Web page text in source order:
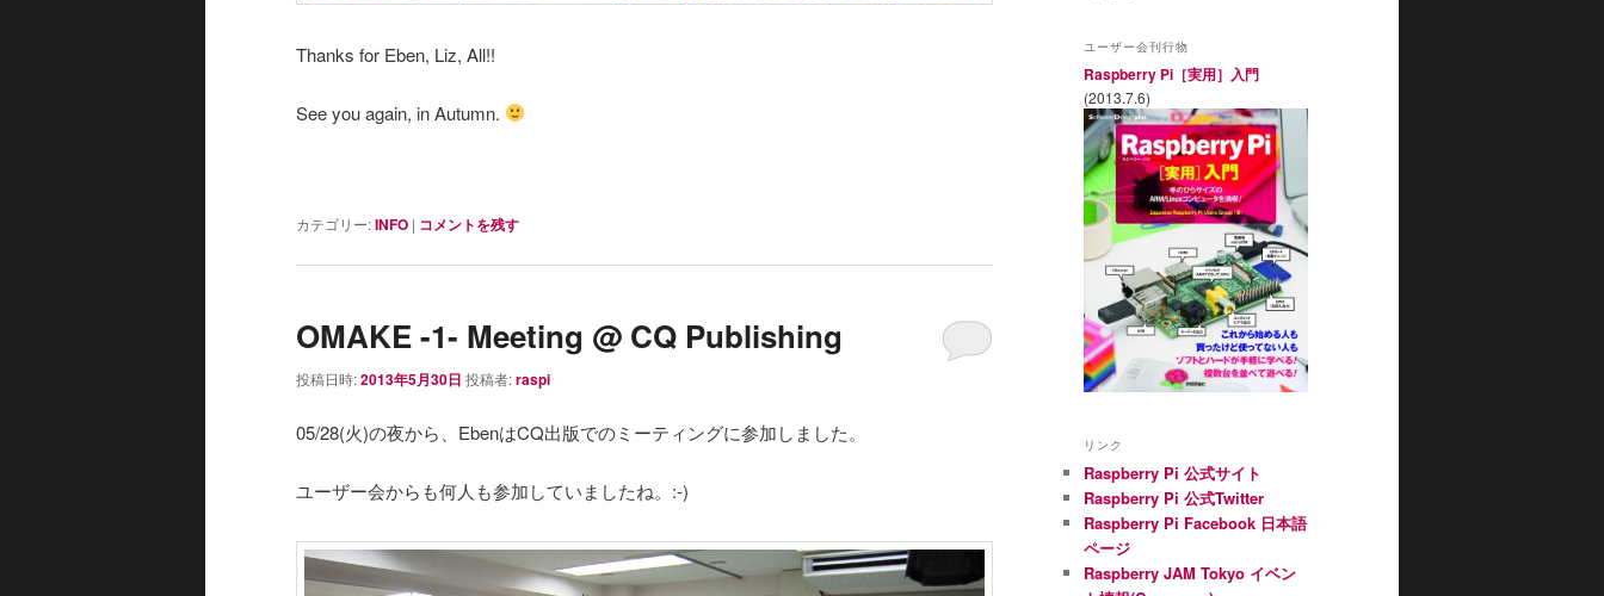
Thanks for Eben, Liz, All!!
See you again, in Autumn.
カテゴリー:INFO | コメントを残す
OMAKE -1- Meeting @ CQ Publishing
投稿日時:2013年5月30日 投稿者:raspi
05/28(火)の夜から、EbenはCQ出版でのミーティングに参加しました。
ユーザー会からも何人も参加していましたね。:-)
ユーザー会刊行物
Raspberry Pi［実用］入門
(2013.7.6)
リンク
Raspberry Pi 公式サイト
Raspberry Pi 公式Twitter
Raspberry Pi Facebook 日本語
ページ
Raspberry JAM Tokyo イベン